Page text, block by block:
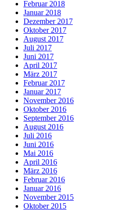
Februar 2018
Januar 2018
Dezember 2017
Oktober 2017
August 2017
Juli 2017
Juni 2017
April 2017
März 2017
Februar 2017
Januar 2017
November 2016
Oktober 2016
September 2016
August 2016
Juli 2016
Juni 2016
Mai 2016
April 2016
März 2016
Februar 2016
Januar 2016
November 2015
Oktober 2015